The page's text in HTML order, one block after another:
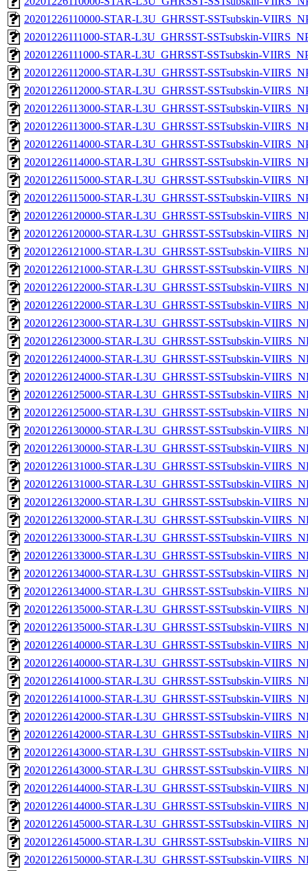
20201226110000-STAR-L3U_GHRSST-SSTsubskin-
20201226111000-STAR-L3U_GHRSST-SSTsubskin-
20201226111000-STAR-L3U_GHRSST-SSTsubskin-
20201226112000-STAR-L3U_GHRSST-SSTsubskin-
20201226112000-STAR-L3U_GHRSST-SSTsubskin-
20201226113000-STAR-L3U_GHRSST-SSTsubskin-
20201226113000-STAR-L3U_GHRSST-SSTsubskin-
20201226114000-STAR-L3U_GHRSST-SSTsubskin-
20201226114000-STAR-L3U_GHRSST-SSTsubskin-
20201226115000-STAR-L3U_GHRSST-SSTsubskin-
20201226115000-STAR-L3U_GHRSST-SSTsubskin-
20201226120000-STAR-L3U_GHRSST-SSTsubskin-
20201226120000-STAR-L3U_GHRSST-SSTsubskin-
20201226121000-STAR-L3U_GHRSST-SSTsubskin-
20201226121000-STAR-L3U_GHRSST-SSTsubskin-
20201226122000-STAR-L3U_GHRSST-SSTsubskin-
20201226122000-STAR-L3U_GHRSST-SSTsubskin-
20201226123000-STAR-L3U_GHRSST-SSTsubskin-
20201226123000-STAR-L3U_GHRSST-SSTsubskin-
20201226124000-STAR-L3U_GHRSST-SSTsubskin-
20201226124000-STAR-L3U_GHRSST-SSTsubskin-
20201226125000-STAR-L3U_GHRSST-SSTsubskin-
20201226125000-STAR-L3U_GHRSST-SSTsubskin-
20201226130000-STAR-L3U_GHRSST-SSTsubskin-
20201226130000-STAR-L3U_GHRSST-SSTsubskin-
20201226131000-STAR-L3U_GHRSST-SSTsubskin-
20201226131000-STAR-L3U_GHRSST-SSTsubskin-
20201226132000-STAR-L3U_GHRSST-SSTsubskin-
20201226132000-STAR-L3U_GHRSST-SSTsubskin-
20201226133000-STAR-L3U_GHRSST-SSTsubskin-
20201226133000-STAR-L3U_GHRSST-SSTsubskin-
20201226134000-STAR-L3U_GHRSST-SSTsubskin-
20201226134000-STAR-L3U_GHRSST-SSTsubskin-
20201226135000-STAR-L3U_GHRSST-SSTsubskin-
20201226135000-STAR-L3U_GHRSST-SSTsubskin-
20201226140000-STAR-L3U_GHRSST-SSTsubskin-
20201226140000-STAR-L3U_GHRSST-SSTsubskin-
20201226141000-STAR-L3U_GHRSST-SSTsubskin-
20201226141000-STAR-L3U_GHRSST-SSTsubskin-
20201226142000-STAR-L3U_GHRSST-SSTsubskin-
20201226142000-STAR-L3U_GHRSST-SSTsubskin-
20201226143000-STAR-L3U_GHRSST-SSTsubskin-
20201226143000-STAR-L3U_GHRSST-SSTsubskin-
20201226144000-STAR-L3U_GHRSST-SSTsubskin-
20201226144000-STAR-L3U_GHRSST-SSTsubskin-
20201226145000-STAR-L3U_GHRSST-SSTsubskin-
20201226145000-STAR-L3U_GHRSST-SSTsubskin-
20201226150000-STAR-L3U_GHRSST-SSTsubskin-